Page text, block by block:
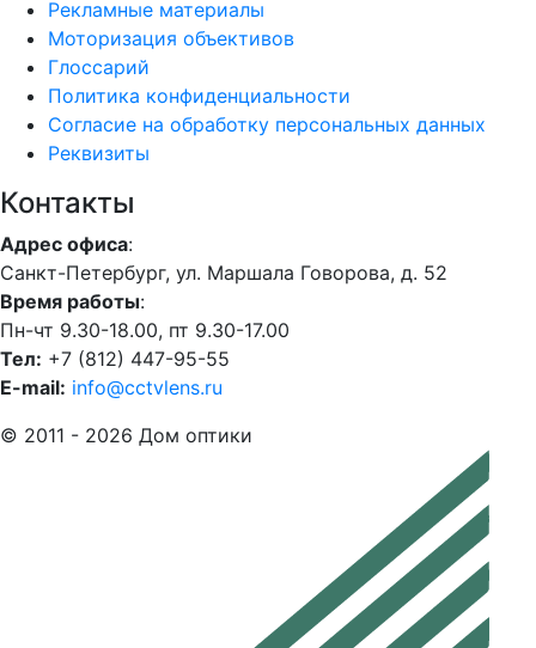
Рекламные материалы
Моторизация объективов
Глоссарий
Политика конфиденциальности
Согласие на обработку персональных данных
Реквизиты
Контакты
Адрес офиса:
Санкт-Петербург, ул. Маршала Говорова, д. 52
Время работы:
Пн-чт 9.30-18.00, пт 9.30-17.00
Тел: +7 (812) 447-95-55
E-mail: info@cctvlens.ru
© 2011 - 2026 Дом оптики